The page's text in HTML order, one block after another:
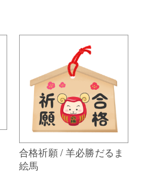
合格祈願 / 羊必勝だるま
絵馬